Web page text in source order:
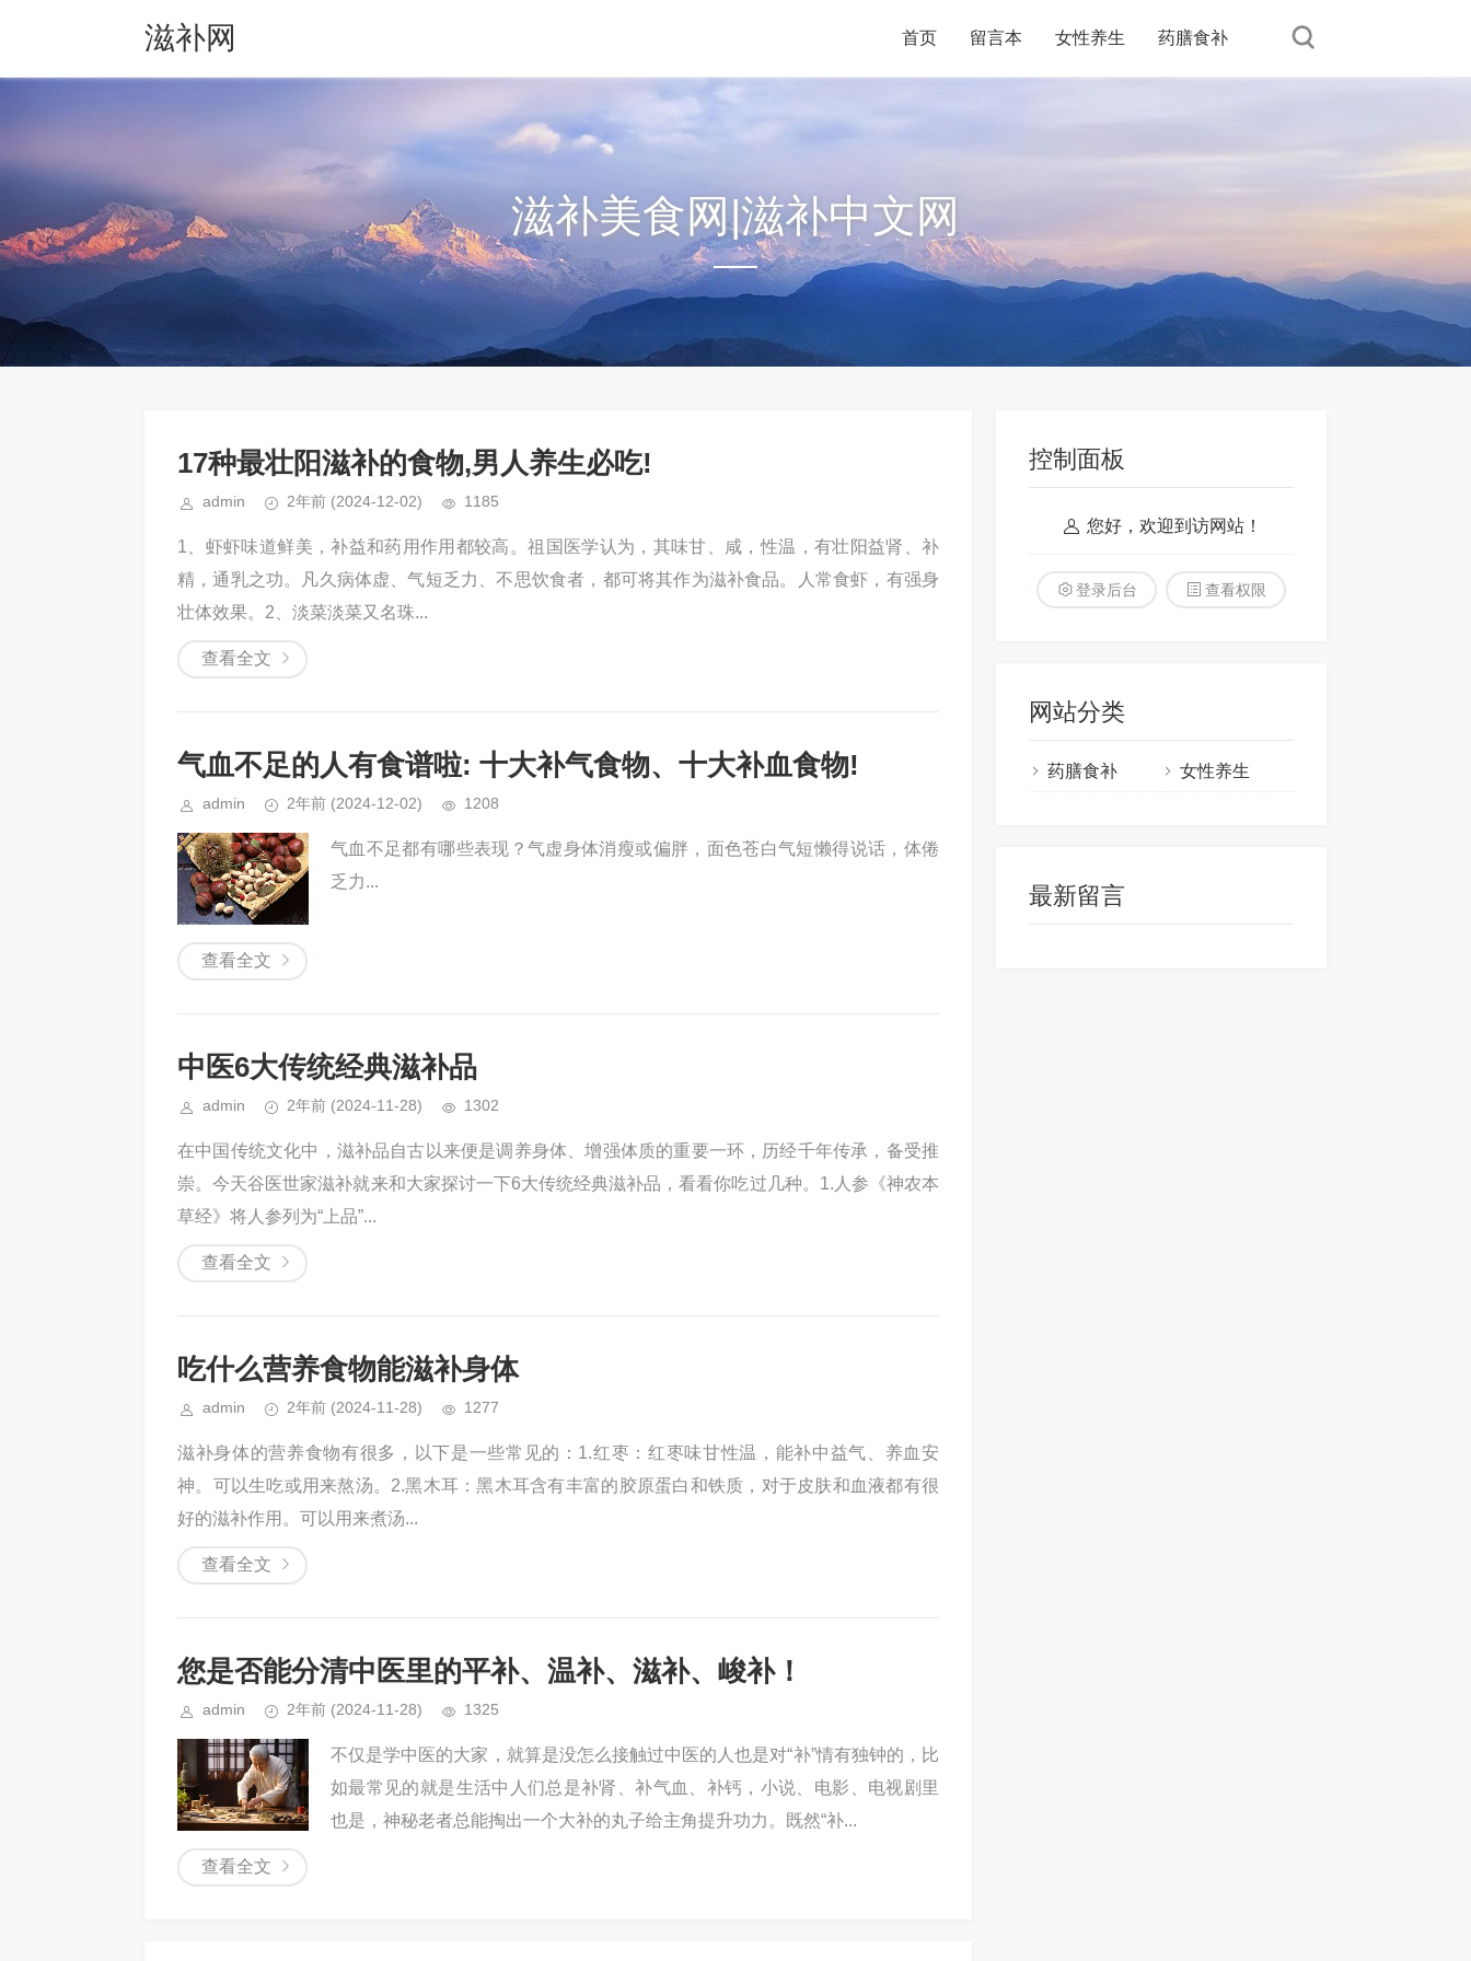
滋补网 首页 留言本 女性养生 药膳食补
滋补美食网|滋补中文网
17种最壮阳滋补的食物,男人养生必吃!
admin 2年前 (2024-12-02) 1185
1、虾虾味道鲜美，补益和药用作用都较高。祖国医学认为，其味甘、咸，性温，有壮阳益肾、补
精，通乳之功。凡久病体虚、气短乏力、不思饮食者，都可将其作为滋补食品。人常食虾，有强身
壮体效果。2、淡菜淡菜又名珠...
查看全文
气血不足的人有食谱啦: 十大补气食物、十大补血食物!
admin 2年前 (2024-12-02) 1208
气血不足都有哪些表现？气虚身体消瘦或偏胖，面色苍白气短懒得说话，体倦
乏力...
查看全文
中医6大传统经典滋补品
admin 2年前 (2024-11-28) 1302
在中国传统文化中，滋补品自古以来便是调养身体、增强体质的重要一环，历经千年传承，备受推
崇。今天谷医世家滋补就来和大家探讨一下6大传统经典滋补品，看看你吃过几种。1.人参《神农本
草经》将人参列为“上品”...
查看全文
吃什么营养食物能滋补身体
admin 2年前 (2024-11-28) 1277
滋补身体的营养食物有很多，以下是一些常见的：1.红枣：红枣味甘性温，能补中益气、养血安
神。可以生吃或用来熬汤。2.黑木耳：黑木耳含有丰富的胶原蛋白和铁质，对于皮肤和血液都有很
好的滋补作用。可以用来煮汤...
查看全文
您是否能分清中医里的平补、温补、滋补、峻补！
admin 2年前 (2024-11-28) 1325
不仅是学中医的大家，就算是没怎么接触过中医的人也是对“补”情有独钟的，比
如最常见的就是生活中人们总是补肾、补气血、补钙，小说、电影、电视剧里
也是，神秘老者总能掏出一个大补的丸子给主角提升功力。既然“补...
查看全文
控制面板
您好，欢迎到访网站！
登录后台 查看权限
网站分类
药膳食补 女性养生
最新留言